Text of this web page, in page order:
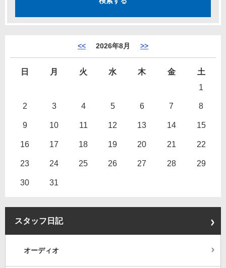
<< 2026年8月 >>
日 月 火 水 木 金
土
1
2 3 4 5 6 7 8
9 10 11 12 13 14 15
16 17 18 19 20 21 22
23 24 25 26 27 28 29
30 31
スタッフ日記
オーディオ